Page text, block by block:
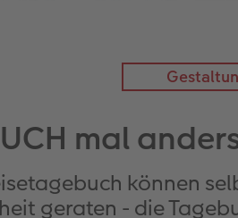
mal
können
geraten - die